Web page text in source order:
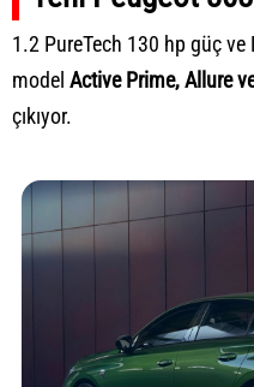
1.2 PureTech 130 hp güç ve
model Active Prime, Allure
çıkıyor.